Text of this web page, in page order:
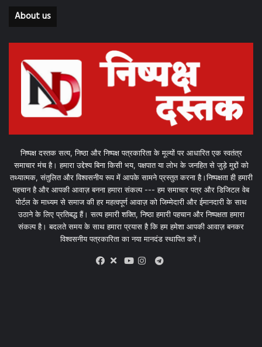
About us
निष्पक्ष दस्तक सत्य, निष्ठा और निष्पक्ष पत्रकारिता के मूल्यों पर आधारित एक स्वतंत्र
समाचार मंच है। हमारा उद्देश्य बिना किसी भय, पक्षपात या लोभ के जनहित से जुड़े मुद्दों को
तथ्यात्मक, संतुलित और विश्वसनीय रूप में आपके सामने प्रस्तुत करना है।निष्पक्षता ही हमारी
पहचान है और आपकी आवाज़ बनना हमारा संकल्प --- हम समाचार पत्र और डिजिटल वेब
पोर्टल के माध्यम से समाज की हर महत्वपूर्ण आवाज़ को जिम्मेदारी और ईमानदारी के साथ
उठाने के लिए प्रतिबद्ध हैं। सत्य हमारी शक्ति, निष्ठा हमारी पहचान और निष्पक्षता हमारा
संकल्प है। बदलते समय के साथ हमारा प्रयास है कि हम हमेशा आपकी आवाज़ बनकर
विश्वसनीय पत्रकारिता का नया मानदंड स्थापित करें।
X
Telegram